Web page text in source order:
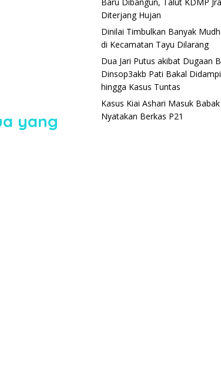
yang
Diterjang Hujan
Dinilai Timbulkan Banyak
di Kecamatan Tayu Dilarang
Dua Jari Putus akibat Dugaan
Dinsop3akb Pati Bakal
hingga Kasus Tuntas
Kasus Kiai Ashari Masuk
Nyatakan Berkas P21